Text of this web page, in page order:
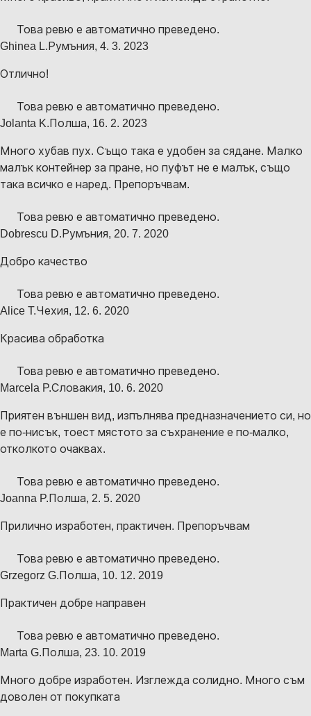
Това ревю е автоматично преведено.
Ghinea L. Румъния, 4. 3. 2023
Отлично!
Това ревю е автоматично преведено.
Jolanta K. Полша, 16. 2. 2023
Много хубав пух. Също така е удобен за сядане. Малко
малък контейнер за пране, но пуфът не е малък, също
така всичко е наред. Препоръчвам.
Това ревю е автоматично преведено.
Dobrescu D. Румъния, 20. 7. 2020
Добро качество
Това ревю е автоматично преведено.
Alice T.Чехия, 12. 6. 2020
Красива обработка
Това ревю е автоматично преведено.
Marcela P.Словакия, 10. 6. 2020
Приятен външен вид, изпълнява предназначението си, но
е по-нисък, тоест мястото за съхранение е по-малко,
отколкото очаквах.
Това ревю е автоматично преведено.
Joanna P. Полша, 2. 5. 2020
Прилично изработен, практичен. Препоръчвам
Това ревю е автоматично преведено.
Grzegorz G. Полша, 10. 12. 2019
Практичен добре направен
Това ревю е автоматично преведено.
Marta G. Полша, 23. 10. 2019
Много добре изработен. Изглежда солидно. Много съм
доволен от покупката